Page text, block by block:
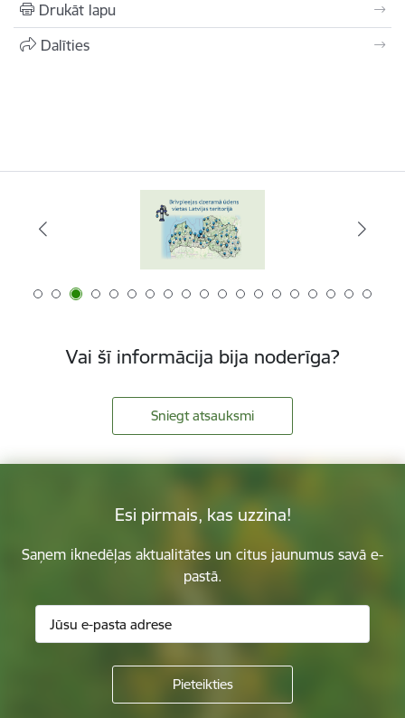
Drukāt lapu
Dalīties
Vai šī informācija bija noderīga?
Sniegt atsauksmi
Esi pirmais, kas uzzina!
Saņem iknedēļas aktualitātes un citus jaunumus savā e-
pastā.